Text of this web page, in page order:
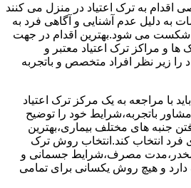
به ترک اعتیاد در منزل می کنند
به دلیل عدم آشنایی و آگاهی فرد به
شکست می شود.بهترین اقدام در جهت
ها و مراکز ترک اعتیاد معتبر و
را زیر نظر افراد متخصص و باتجربه
با مراجعه به یک مرکز ترک اعتیاد
باتجربه،شرایط خود را توضیح
جنبه های مختلف بیماری،بهترین
فرد انتخاب کند.انتخاب روش ترک
مخدر،مدت مصرف،شرایط جسمانی و
و هیچ روش یکسانی برای تمامی